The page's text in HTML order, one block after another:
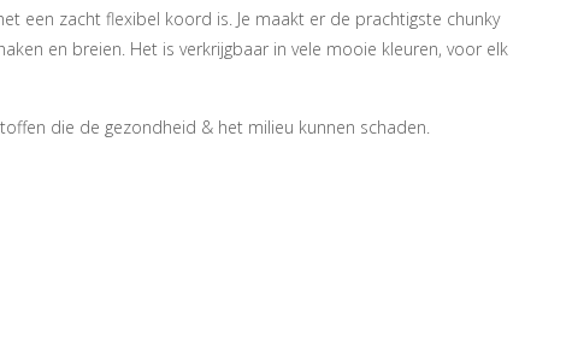
een zacht flexibel koord is. Je maakt er de prachtigste chunky
en breien. Het is verkrijgbaar in vele mooie kleuren, voor elk
die de gezondheid & het milieu kunnen schaden.